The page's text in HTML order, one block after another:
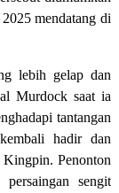
mendatang di
lebih gelap dan
Murdock saat ia
tantangan
hadir dan
Kingpin. Penonton
sengit